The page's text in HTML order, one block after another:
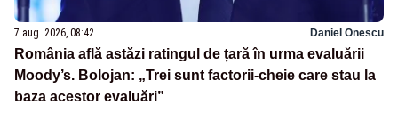
7 aug. 2026, 08:42 Daniel Onescu
România află astăzi ratingul de țară în urma evaluării
Moody’s. Bolojan: „Trei sunt factorii-cheie care stau la
baza acestor evaluări”